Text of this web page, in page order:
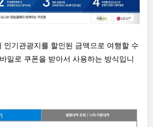
인기관광지를 할인된 금액으로 여행할 수
일로 쿠폰을 받아서 사용하는 방식입니